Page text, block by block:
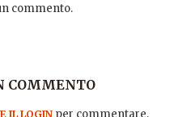
commento.
COMMENTO
IL LOGIN per commentare.